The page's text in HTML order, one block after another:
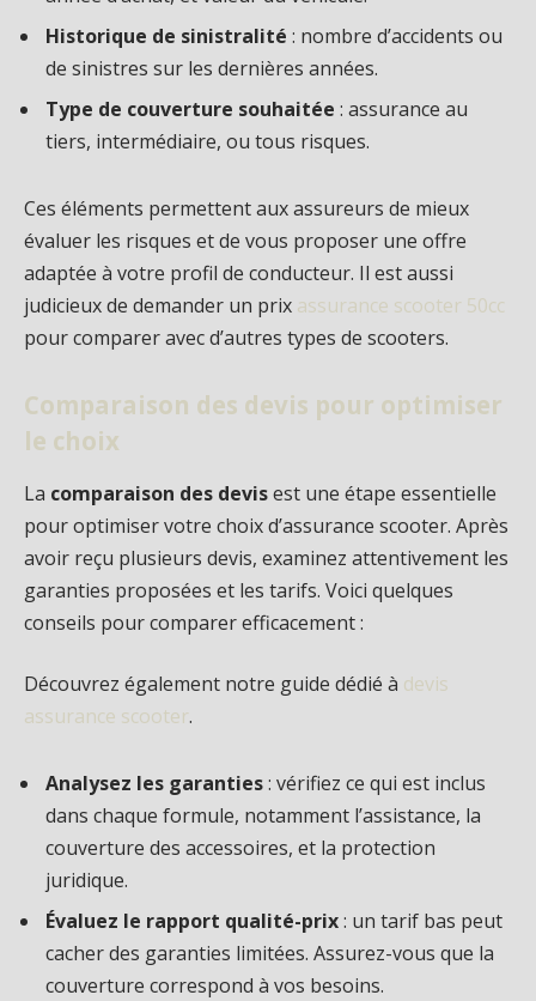
Historique de sinistralité : nombre d’accidents ou
de sinistres sur les dernières années.
Type de couverture souhaitée : assurance au
tiers, intermédiaire, ou tous risques.
Ces éléments permettent aux assureurs de mieux
évaluer les risques et de vous proposer une offre
adaptée à votre profil de conducteur. Il est aussi
judicieux de demander un prix assurance scooter 50cc
pour comparer avec d’autres types de scooters.
Comparaison des devis pour optimiser
le choix
La comparaison des devisest une étape essentielle
pour optimiser votre choix d’assurance scooter. Après
avoir reçu plusieurs devis, examinez attentivement les
garanties proposées et les tarifs. Voici quelques
conseils pour comparer efficacement :
Découvrez également notre guide dédié à devis
assurance scooter.
Analysez les garanties: vérifiez ce qui est inclus
dans chaque formule, notamment l’assistance, la
couverture des accessoires, et la protection
juridique.
Évaluez le rapport qualité-prix: un tarif bas peut
cacher des garanties limitées. Assurez-vous que la
couverture correspond à vos besoins.